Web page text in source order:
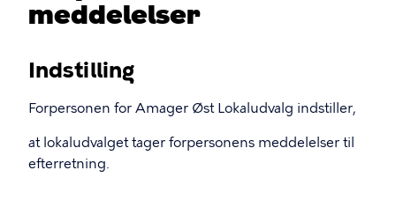
meddelelser
Indstilling
Forpersonen for Amager Øst Lokaludvalg indstiller,
at lokaludvalget tager forpersonens meddelelser til
efterretning.